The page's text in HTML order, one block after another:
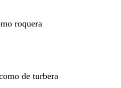
roquera
de turbera